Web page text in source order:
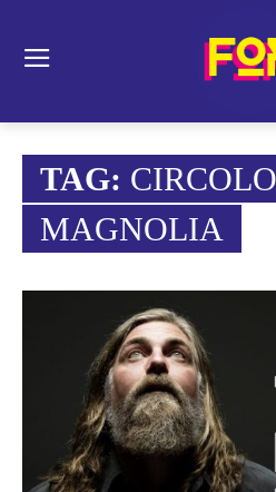
TAG: CIRCOLO
MAGNOLIA